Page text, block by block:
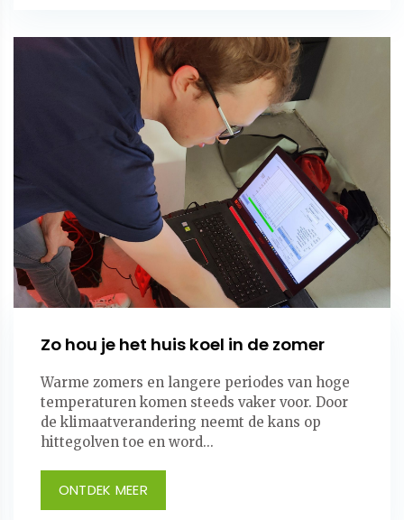
Zo hou je het huis koel in de zomer
Warme zomers en langere periodes van hoge
temperaturen komen steeds vaker voor. Door
de klimaatverandering neemt de kans op
hittegolven toe en word...
ONTDEK MEER